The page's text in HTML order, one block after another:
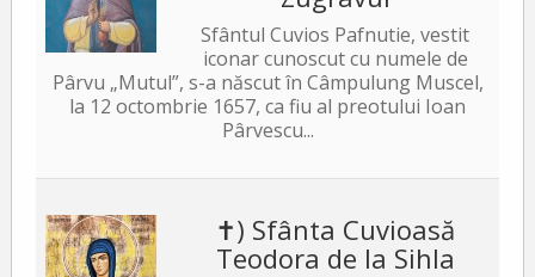
Sfântul Cuvios Pafnutie, vestit
iconar cunoscut cu numele de
Pârvu „Mutul”, s-a născut în Câmpulung Muscel,
la 12 octombrie 1657, ca fiu al preotului Ioan
Pârvescu...
✝) Sfânta Cuvioasă
Teodora de la Sihla